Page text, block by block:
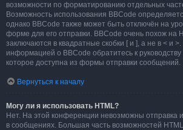
возможности по форматированию отдельных
Возможность использования BBCode
однако BBCode также может быть отключён на
форме для его отправки. BBCode очень похож на
заключаются в квадратные скобки [ и ], а не в < и
информацией о BBCode обратитесь к
которое доступна из формы отправки сообщений.
Вернуться к началу
Могу ли я использовать HTML?
Нет. На этой конференции невозможны отправка
в сообщениях. Большая часть возможностей